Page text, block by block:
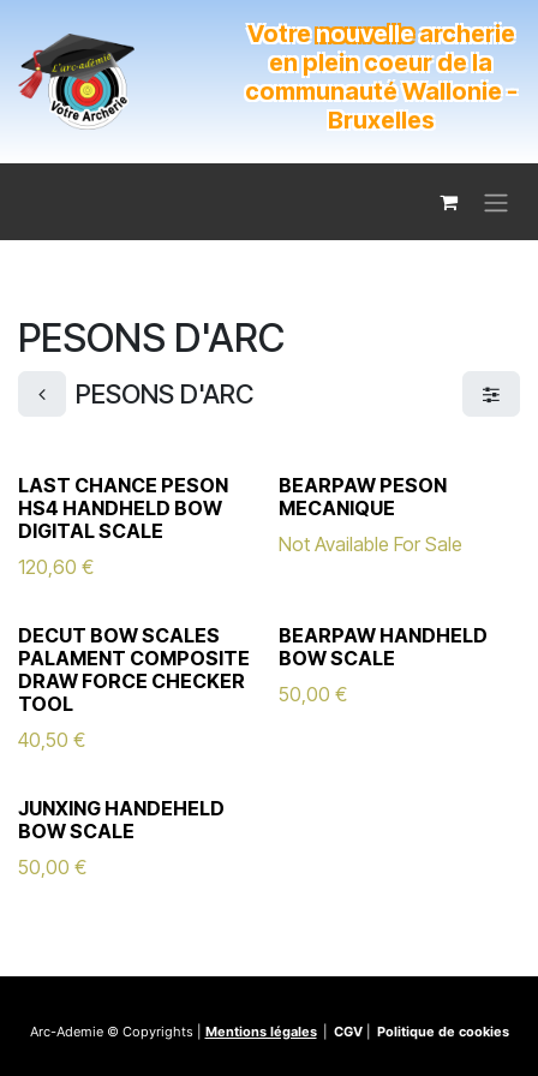
Votrenouvellearcherie
en plein coeur de la
communauté Wallonie -
Bruxelles
PESONS D'ARC
PESONS D'ARC
LAST CHANCE PESON
HS4 HANDHELD BOW
DIGITAL SCALE
120,60 €
BEARPAW PESON
MECANIQUE
Not Available For Sale
DECUT BOW SCALES
PALAMENT COMPOSITE
DRAW FORCE CHECKER
TOOL
40,50 €
BEARPAW HANDHELD
BOW SCALE
50,00 €
JUNXING HANDEHELD
BOW SCALE
50,00 €
Arc-Ademie © Copyrights | Mentions légales CGV Politique de cookies